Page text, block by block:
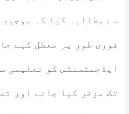
سے مطالبہ کیا کہ
فوری طور پر معطل کیے
ایڈجسٹمنٹس کو تعلیمی
تک مؤخر کیا جائے اور